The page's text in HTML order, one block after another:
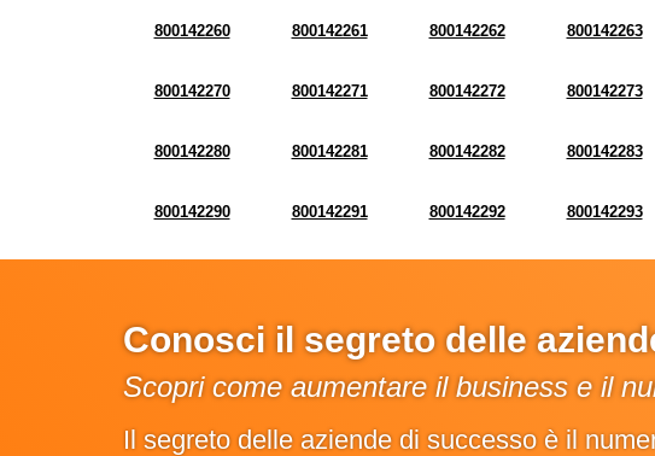
800142260 800142261 800142262 800142263
800142270 800142271 800142272 800142273
800142280 800142281 800142282 800142283
800142290 800142291 800142292 800142293
Conosci il segreto delle
Scopri come aumentare il business e il
Il segreto delle aziende di successo è il